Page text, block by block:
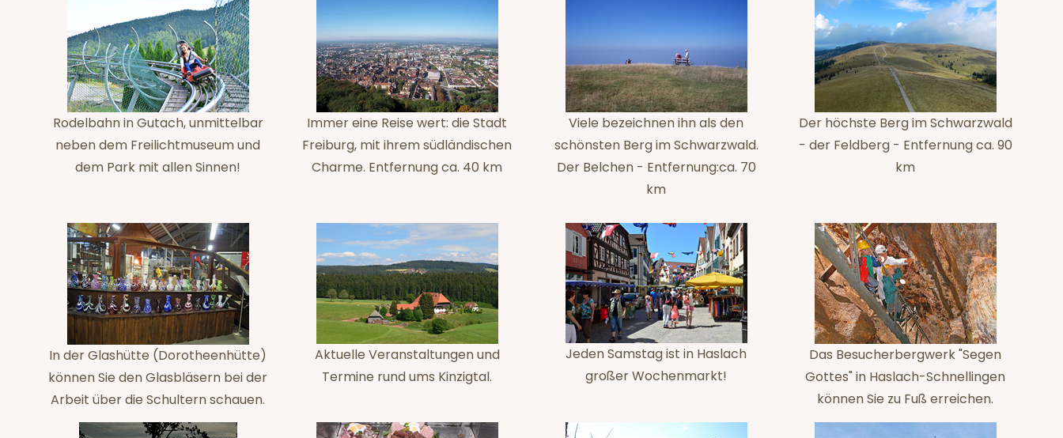
Rodelbahn in Gutach, unmittelbar
neben dem Freilichtmuseum und
dem Park mit allen Sinnen!
Immer eine Reise wert: die Stadt
Freiburg, mit ihrem südländischen
Charme. Entfernung ca. 40 km
Viele bezeichnen ihn als den
schönsten Berg im Schwarzwald.
Der Belchen - Entfernung:ca. 70
km
Der höchste Berg im Schwarzwald
- der Feldberg - Entfernung ca. 90
km
In der Glashütte (Dorotheenhütte)
können Sie den Glasbläsern bei der
Arbeit über die Schultern schauen.
Aktuelle Veranstaltungen und
Termine rund ums Kinzigtal.
Jeden Samstag ist in Haslach
großer Wochenmarkt!
Das Besucherbergwerk "Segen
Gottes" in Haslach-Schnellingen
können Sie zu Fuß erreichen.